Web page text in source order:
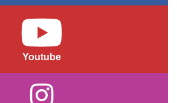
Youtube